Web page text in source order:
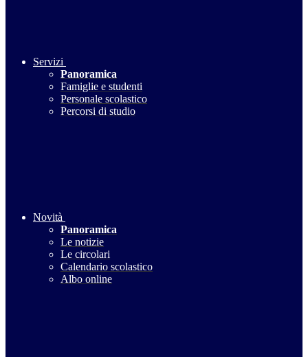
Servizi
Panoramica
Famiglie e studenti
Personale scolastico
Percorsi di studio
Novità
Panoramica
Le notizie
Le circolari
Calendario scolastico
Albo online